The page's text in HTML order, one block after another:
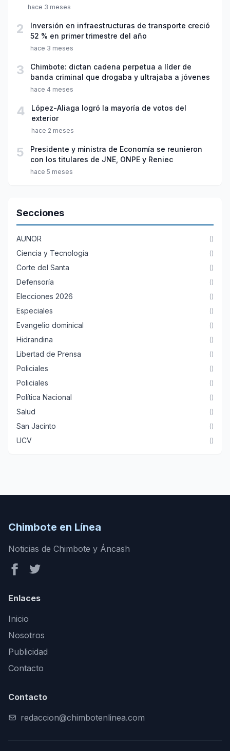
violación sexual y tentativa de feminicidio
hace 3 meses
2
Inversión en infraestructuras de transporte creció
52 % en primer trimestre del año
hace 3 meses
3
Chimbote: dictan cadena perpetua a líder de
banda criminal que drogaba y ultrajaba a jóvenes
hace 4 meses
4
López-Aliaga logró la mayoría de votos del
exterior
hace 2 meses
5
Presidente y ministra de Economía se reunieron
con los titulares de JNE, ONPE y Reniec
hace 5 meses
Secciones
AUNOR ()
Ciencia y Tecnología ()
Corte del Santa ()
Defensoría ()
Elecciones 2026 ()
Especiales ()
Evangelio dominical ()
Hidrandina ()
Libertad de Prensa ()
Policiales ()
Policiales ()
Política Nacional ()
Salud ()
San Jacinto ()
UCV ()
Chimbote en Línea
Noticias de Chimbote y Áncash
Enlaces
Inicio
Nosotros
Publicidad
Contacto
Contacto
redaccion@chimbotenlinea.com